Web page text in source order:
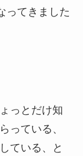
ってきました
っとだけ知
っている、
ている、と